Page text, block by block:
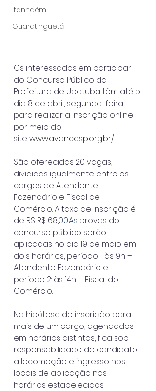
Itanhaém
Guaratinguetá
Os interessados em participar
do Concurso Público da
Prefeitura de Ubatuba têm até o
dia 8 de abril, segunda-feira,
para realizar a inscrição online
por meio do
site www.avancasp.org.br/.
São oferecidas 20 vagas,
divididas igualmente entre os
cargos de Atendente
Fazendário e Fiscal de
Comércio. A taxa de inscrição é
de R$ R$ 68,00.As provas do
concurso público serão
aplicadas no dia 19 de maio em
dois horários, período 1: às 9h –
Atendente Fazendário e
período 2: às 14h – Fiscal do
Comércio.
Na hipótese de inscrição para
mais de um cargo, agendados
em horários distintos, fica sob
responsabilidade do candidato
a locomoção e ingresso nos
locais de aplicação nos
horários estabelecidos.